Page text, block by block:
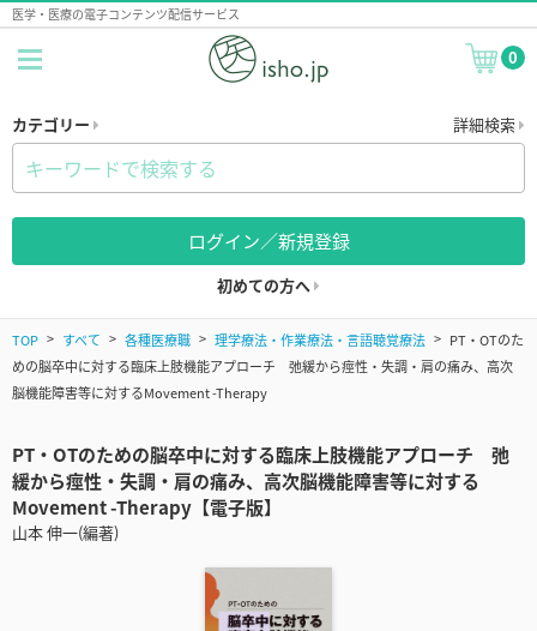
医学・医療の電子コンテンツ配信サービス
0
カテゴリー 詳細検索
ログイン／新規登録
初めての方へ
TOP すべて 各種医療職 理学療法・作業療法・言語聴覚療法
PT・OTのた
めの脳卒中に対する臨床上肢機能アプローチ 弛緩から痙性・失調・肩の痛み、高次
脳機能障害等に対するMovement -Therapy
PT・OTのための脳卒中に対する臨床上肢機能アプローチ 弛
緩から痙性・失調・肩の痛み、高次脳機能障害等に対する
Movement -Therapy【電子版】
山本 伸一(編著)